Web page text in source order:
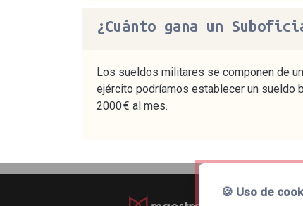
¿Cuánto gana un
Los sueldos militares se componen de
ejército podríamos establecer un sueldo
2000 € al mes.
🍪 Uso de